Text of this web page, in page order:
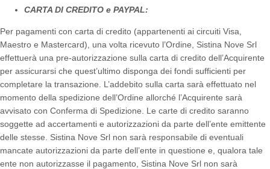
CARTA DI CREDITO e PAYPAL:
Per pagamenti con carta di credito (appartenenti ai circuiti Visa,
Maestro e Mastercard), una volta ricevuto l’Ordine, Sistina Nove Srl
effettuerà una pre-autorizzazione sulla carta di credito dell’Acquirente
per assicurarsi che quest’ultimo disponga dei fondi sufficienti per
completare la transazione. L’addebito sulla carta sarà effettuato nel
momento della spedizione dell’Ordine allorché l’Acquirente sarà
avvisato con Conferma di Spedizione. Le carte di credito saranno
soggette ad accertamenti e autorizzazioni da parte dell’ente emittente
delle stesse. Sistina Nove Srl non sarà responsabile di eventuali
mancate autorizzazioni da parte dell’ente in questione e, qualora tale
ente non autorizzasse il pagamento, Sistina Nove Srl non sarà